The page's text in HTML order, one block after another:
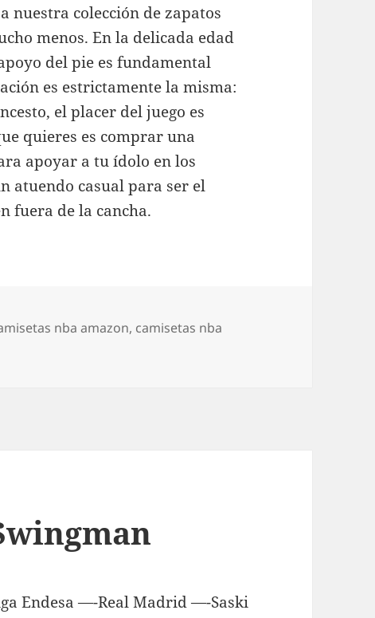
nuestra colección de zapatos
menos. En la delicada edad
del pie es fundamental
es estrictamente la misma:
el placer del juego es
quieres es comprar una
apoyar a tu ídolo en los
atuendo casual para ser el
fuera de la cancha.
nba amazon, camisetas nba
Endesa —-Real Madrid —-Saski